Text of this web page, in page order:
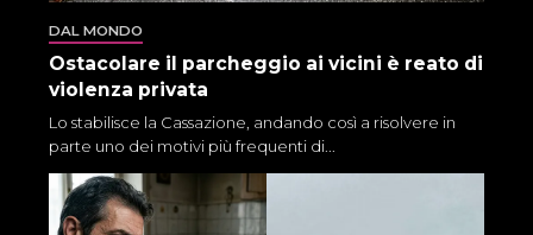
DAL MONDO
Ostacolare il parcheggio ai vicini è reato di
violenza privata
Lo stabilisce la Cassazione, andando così a risolvere in
parte uno dei motivi più frequenti di...